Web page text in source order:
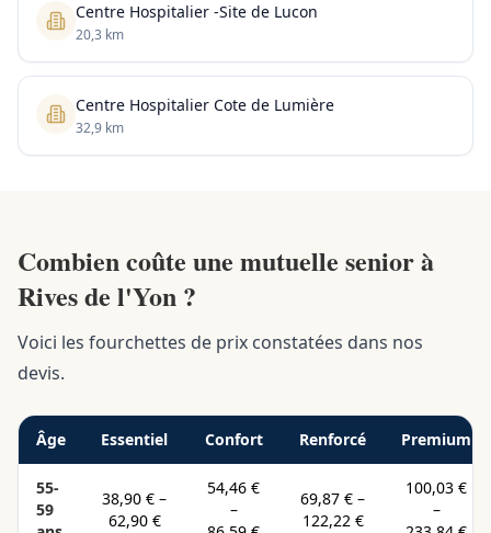
Centre Hospitalier -Site de Lucon
20,3 km
Centre Hospitalier Cote de Lumière
32,9 km
Combien coûte une mutuelle senior à
Rives de l'Yon ?
Voici les fourchettes de prix constatées dans nos
devis.
Âge Essentiel Confort Renforcé Premium
55-
59
38,90 € –
62,90 €
54,46 €
–
69,87 € –
122,22 €
100,03 €
–